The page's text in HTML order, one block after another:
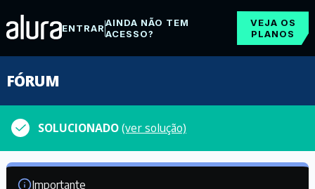
ENTRARAINDA NÃO TEM
ACESSO?
VEJA OS
PLANOS
FÓRUM
SOLUCIONADO(ver solução)
Importante